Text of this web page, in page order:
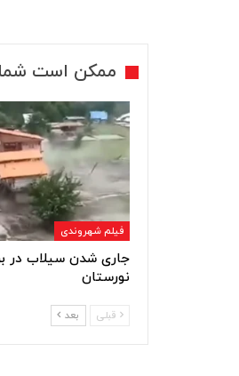
ممکن است
فیلم شهروندی
جاری شدن سیلاب در
نورستان
قبلی بعد